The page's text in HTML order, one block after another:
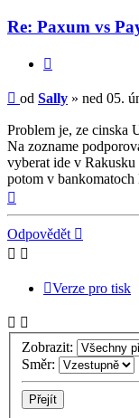
Re: Paxum vs
Příspěvek
od Sally » ned 05.
Problem je, ze cinska
Na zozname
vyberat ide v
potom v bankomatoch
Odpovědět
Verze pro tisk
Zobrazit:
Směr: